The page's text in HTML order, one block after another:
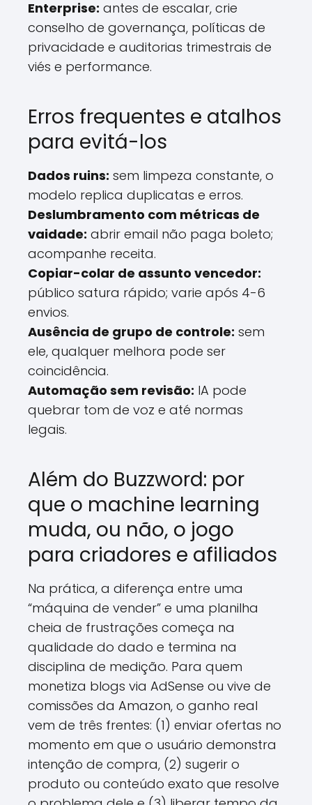
Enterprise: antes de escalar, crie
conselho de governança, políticas de
privacidade e auditorias trimestrais de
viés e performance.
Erros frequentes e atalhos
para evitá-los
Dados ruins: sem limpeza constante, o
modelo replica duplicatas e erros.
Deslumbramento com métricas de
vaidade: abrir email não paga boleto;
acompanhe receita.
Copiar-colar de assunto vencedor:
público satura rápido; varie após 4-6
envios.
Ausência de grupo de controle: sem
ele, qualquer melhora pode ser
coincidência.
Automação sem revisão: IA pode
quebrar tom de voz e até normas
legais.
Além do Buzzword: por
que o machine learning
muda, ou não, o jogo
para criadores e afiliados
Na prática, a diferença entre uma
“máquina de vender” e uma planilha
cheia de frustrações começa na
qualidade do dado e termina na
disciplina de medição. Para quem
monetiza blogs via AdSense ou vive de
comissões da Amazon, o ganho real
vem de três frentes: (1) enviar ofertas no
momento em que o usuário demonstra
intenção de compra, (2) sugerir o
produto ou conteúdo exato que resolve